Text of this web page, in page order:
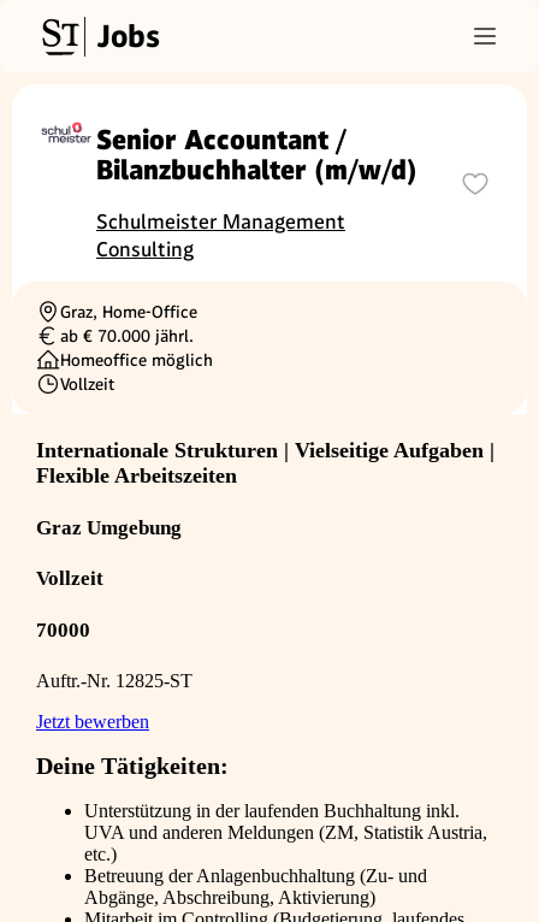
Jobs
Senior Accountant /
Bilanzbuchhalter (m/w/d)
Schulmeister Management
Consulting
Ortschaft
Graz, Home-Office
Gehalt
ab € 70.000 jährl.
Homeoffice möglich
Beschäftigungsart
Vollzeit
Internationale Strukturen | Vielseitige Aufgaben |
Flexible Arbeitszeiten
Graz Umgebung
Vollzeit
70000
Auftr.-Nr. 12825-ST
Jetzt bewerben
Deine Tätigkeiten:
Unterstützung in der laufenden Buchhaltung inkl.
UVA und anderen Meldungen (ZM, Statistik Austria,
etc.)
Betreuung der Anlagenbuchhaltung (Zu- und
Abgänge, Abschreibung, Aktivierung)